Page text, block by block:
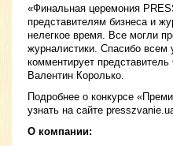
«Финальная церемония
представителям бизнеса и
нелегкое время. Все могли
журналистики. Спасибо всем
комментирует
Валентин Королько.
Подробнее о конкурсе
узнать на сайте
О компании: